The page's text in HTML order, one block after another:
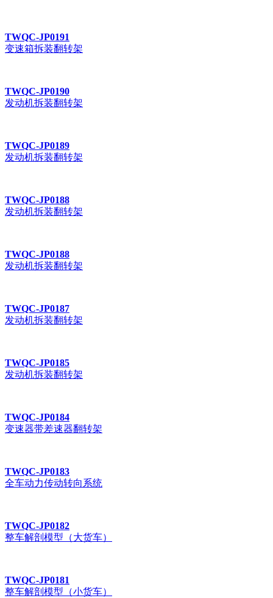
TWQC-JP0191
变速箱拆装翻转架
TWQC-JP0190
发动机拆装翻转架
TWQC-JP0189
发动机拆装翻转架
TWQC-JP0188
发动机拆装翻转架
TWQC-JP0188
发动机拆装翻转架
TWQC-JP0187
发动机拆装翻转架
TWQC-JP0185
发动机拆装翻转架
TWQC-JP0184
变速器带差速器翻转架
TWQC-JP0183
全车动力传动转向系统
TWQC-JP0182
整车解剖模型（大货车）
TWQC-JP0181
整车解剖模型（小货车）